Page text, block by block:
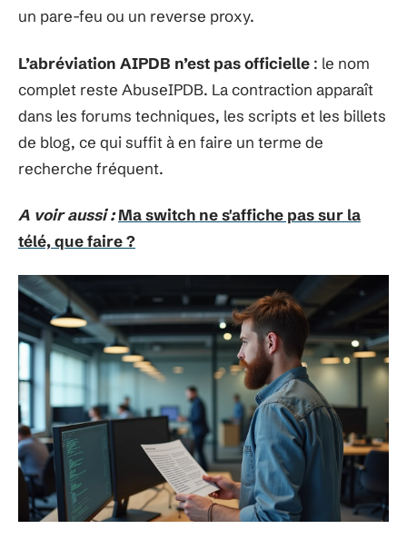
un pare-feu ou un reverse proxy.
L’abréviation AIPDB n’est pas officielle : le nom
complet reste AbuseIPDB. La contraction apparaît
dans les forums techniques, les scripts et les billets
de blog, ce qui suffit à en faire un terme de
recherche fréquent.
A voir aussi : Ma switch ne s'affiche pas sur la
télé, que faire ?